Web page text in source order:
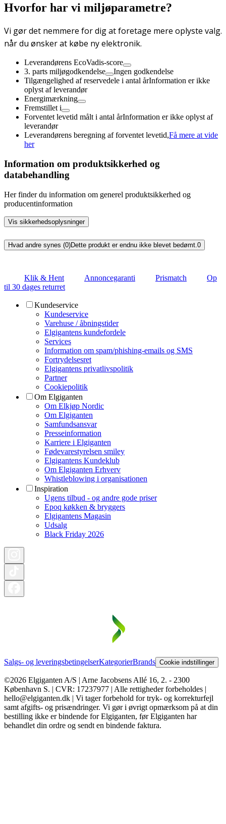
Hvorfor har vi miljøparametre?
Vi gør det nemmere for dig at foretage mere oplyste valg.
når du ønsker at købe ny elektronik.
Leverandørens EcoVadis-score
3. parts miljøgodkendelse
Ingen godkendelse
Tilgængelighed af reservedele i antal årInformation er ikke
oplyst af leverandør
Energimærkning
Fremstillet i
Forventet levetid målt i antal årInformation er ikke oplyst af
leverandør
Leverandørens beregning af forventet levetid,Få mere at vide
her
Information om produktsikkerhed og
databehandling
Her finder du information om generel produktsikkerhed og
producentinformation
Vis sikkerhedsoplysninger
Hvad andre synes (0)Dette produkt er endnu ikke blevet bedømt.0
Klik & Hent Annoncegaranti Prismatch
Op
til 30 dages returret
Kundeservice
Kundeservice
Varehuse / åbningstider
Elgigantens kundefordele
Services
Information om spam/phishing-emails og SMS
Fortrydelsesret
Elgigantens privatlivspolitik
Partner
Cookiepolitik
Om Elgiganten
Om Elkjøp Nordic
Om Elgiganten
Samfundsansvar
Presseinformation
Karriere i Elgiganten
Fødevarestyrelsen smiley
Elgigantens Kundeklub
Om Elgiganten Erhverv
Whistleblowing i organisationen
Inspiration
Ugens tilbud - og andre gode priser
Epoq køkken & bryggers
Elgigantens Magasin
Udsalg
Black Friday 2026
Salgs- og leveringsbetingelserKategorierBrands Cookie indstillinger
©2026 Elgiganten A/S | Arne Jacobsens Allé 16, 2. - 2300
København S. | CVR: 17237977 | Alle rettigheder forbeholdes |
hello@elgiganten.dk | Vi tager forbehold for tryk- og korrekturfejl
samt afgifts- og prisændringer. Vi gør i øvrigt opmærksom på at din
bestilling ikke er bindende for Elgiganten, før Elgiganten har
behandlet din ordre og sendt en bindende faktura.